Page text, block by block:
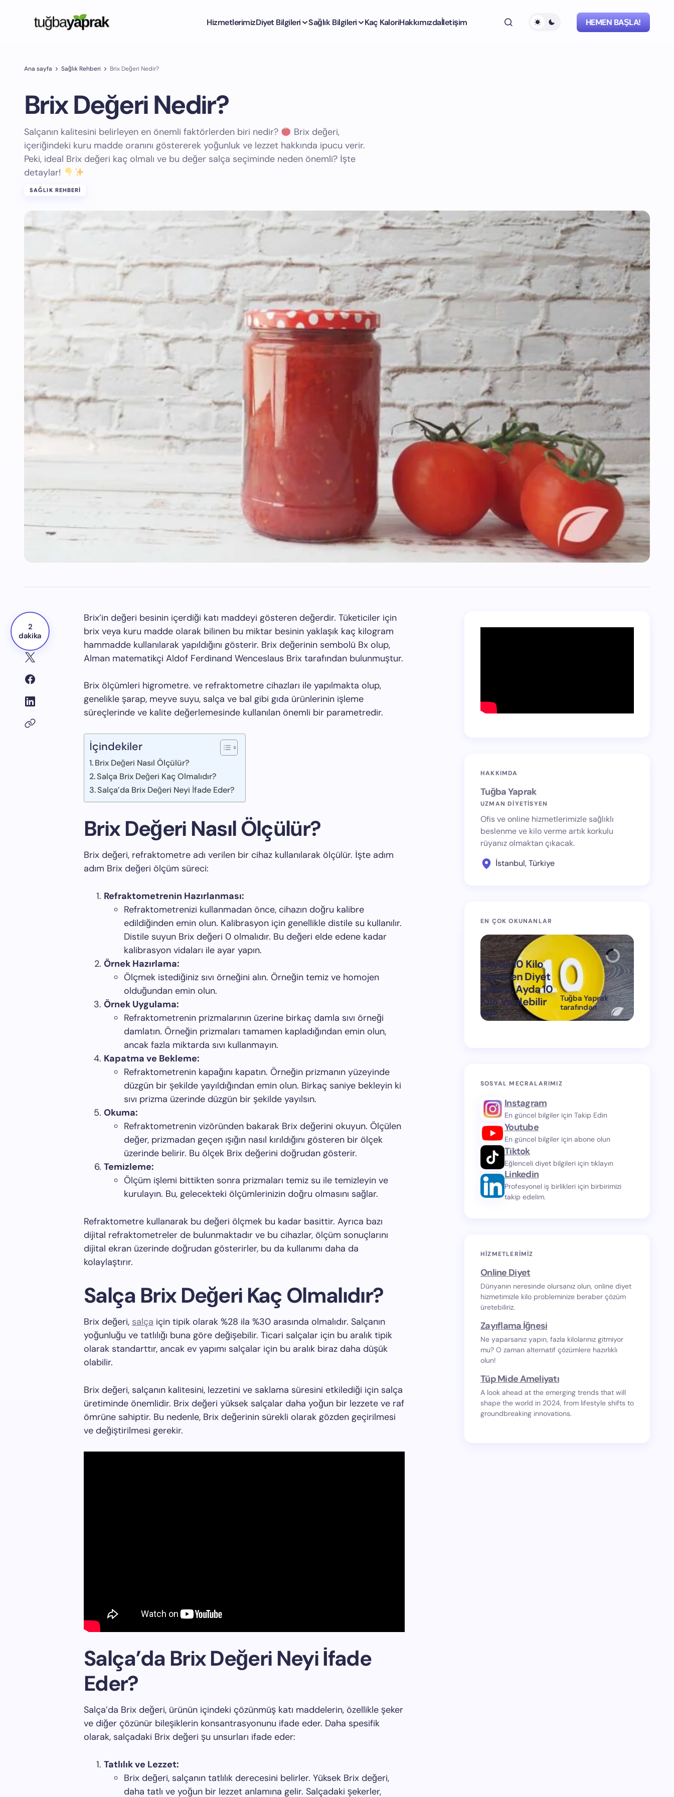
HizmetlerimizDiyet Bilgileri Sağlık Bilgileri Kaç KaloriHakkımızdaİletişim HEMEN BAŞLA!
Ana sayfa Sağlık Rehberi Brix Değeri Nedir?
Brix Değeri Nedir?
Salçanın kalitesini belirleyen en önemli faktörlerden biri nedir?
Brix değeri,
içeriğindeki kuru madde oranını göstererek yoğunluk ve lezzet hakkında ipucu verir.
Peki, ideal Brix değeri kaç olmalı ve bu değer salça seçiminde neden önemli? İşte
detaylar!
SAĞLIK REHBERI
2
dakika
Brix’in değeri besinin içerdiği katı maddeyi gösteren değerdir. Tüketiciler için
brix veya kuru madde olarak bilinen bu miktar besinin yaklaşık kaç kilogram
hammadde kullanılarak yapıldığını gösterir. Brix değerinin sembolü Bx olup,
Alman matematikçi Aldof Ferdinand Wenceslaus Brix tarafından bulunmuştur.
Brix ölçümleri higrometre. ve refraktometre cihazları ile yapılmakta olup,
genelikle şarap, meyve suyu, salça ve bal gibi gıda ürünlerinin işleme
süreçlerinde ve kalite değerlemesinde kullanılan önemli bir parametredir.
İçindekiler
Brix Değeri Nasıl Ölçülür?
Salça Brix Değeri Kaç Olmalıdır?
Salça’da Brix Değeri Neyi İfade Eder?
Brix Değeri Nasıl Ölçülür?
Brix değeri, refraktometre adı verilen bir cihaz kullanılarak ölçülür. İşte adım
adım Brix değeri ölçüm süreci:
Refraktometrenin Hazırlanması:
Refraktometrenizi kullanmadan önce, cihazın doğru kalibre
edildiğinden emin olun. Kalibrasyon için genellikle distile su kullanılır.
Distile suyun Brix değeri 0 olmalıdır. Bu değeri elde edene kadar
kalibrasyon vidaları ile ayar yapın.
Örnek Hazırlama:
Ölçmek istediğiniz sıvı örneğini alın. Örneğin temiz ve homojen
olduğundan emin olun.
Örnek Uygulama:
Refraktometrenin prizmalarının üzerine birkaç damla sıvı örneği
damlatın. Örneğin prizmaları tamamen kapladığından emin olun,
ancak fazla miktarda sıvı kullanmayın.
Kapatma ve Bekleme:
Refraktometrenin kapağını kapatın. Örneğin prizmanın yüzeyinde
düzgün bir şekilde yayıldığından emin olun. Birkaç saniye bekleyin ki
sıvı prizma üzerinde düzgün bir şekilde yayılsın.
Okuma:
Refraktometrenin vizöründen bakarak Brix değerini okuyun. Ölçülen
değer, prizmadan geçen ışığın nasıl kırıldığını gösteren bir ölçek
üzerinde belirir. Bu ölçek Brix değerini doğrudan gösterir.
Temizleme:
Ölçüm işlemi bittikten sonra prizmaları temiz su ile temizleyin ve
kurulayın. Bu, gelecekteki ölçümlerinizin doğru olmasını sağlar.
Refraktometre kullanarak bu değeri ölçmek bu kadar basittir. Ayrıca bazı
dijital refraktometreler de bulunmaktadır ve bu cihazlar, ölçüm sonuçlarını
dijital ekran üzerinde doğrudan gösterirler, bu da kullanımı daha da
kolaylaştırır.
Salça Brix Değeri Kaç Olmalıdır?
Brix değeri, salça için tipik olarak %28 ila %30 arasında olmalıdır. Salçanın
yoğunluğu ve tatlılığı buna göre değişebilir. Ticari salçalar için bu aralık tipik
olarak standarttır, ancak ev yapımı salçalar için bu aralık biraz daha düşük
olabilir.
Brix değeri, salçanın kalitesini, lezzetini ve saklama süresini etkilediği için salça
üretiminde önemlidir. Brix değeri yüksek salçalar daha yoğun bir lezzete ve raf
ömrüne sahiptir. Bu nedenle, Brix değerinin sürekli olarak gözden geçirilmesi
ve değiştirilmesi gerekir.
Salça’da Brix Değeri Neyi İfade
Eder?
Salça’da Brix değeri, ürünün içindeki çözünmüş katı maddelerin, özellikle şeker
ve diğer çözünür bileşiklerin konsantrasyonunu ifade eder. Daha spesifik
olarak, salçadaki Brix değeri şu unsurları ifade eder:
Tatlılık ve Lezzet:
Brix değeri, salçanın tatlılık derecesini belirler. Yüksek Brix değeri,
daha tatlı ve yoğun bir lezzet anlamına gelir. Salçadaki şekerler,
HAKKIMDA
Tuğba Yaprak
UZMAN DİYETİSYEN
Ofis ve online hizmetlerimizle sağlıklı
beslenme ve kilo verme artık korkulu
rüyanız olmaktan çıkacak.
İstanbul, Türkiye
EN ÇOK OKUNANLAR
1 Ayda 10 Kilo
Verdiren Diyet
Listesi, Ayda 10
Kilo Verilebilir
Mi?
Tuğba Yaprak
tarafından
on
Mart 11, 2024
SOSYAL MECRALARIMIZ
Instagram
En güncel bilgiler için Takip Edin
Youtube
En güncel bilgiler için abone olun
Tiktok
Eğlenceli diyet bilgileri için tıklayın
Linkedin
Profesyonel iş birlikleri için birbirimizi
takip edelim.
HIZMETLERIMIZ
Online Diyet
Dünyanın neresinde olursanız olun, online diyet
hizmetimizle kilo probleminize beraber çözüm
üretebiliriz.
Zayıflama İğnesi
Ne yaparsanız yapın, fazla kilolarınız gitmiyor
mu? O zaman alternatif çözümlere hazırlıklı
olun!
Tüp Mide Ameliyatı
A look ahead at the emerging trends that will
shape the world in 2024, from lifestyle shifts to
groundbreaking innovations.